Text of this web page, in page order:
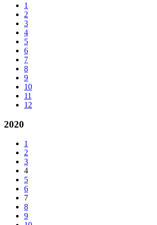
1
2
3
4
5
6
7
8
9
10
11
12
2020
1
2
3
4
5
6
7
8
9